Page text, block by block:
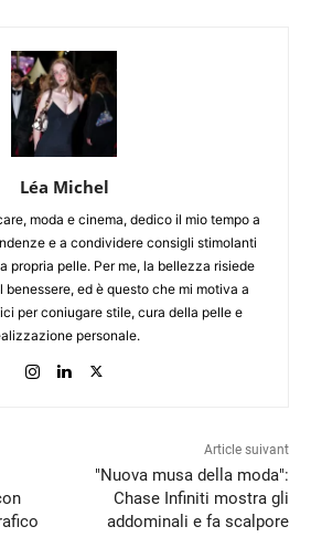
Léa Michel
moda e cinema, dedico il mio tempo a
e a condividere consigli stimolanti
propria pelle. Per me, la bellezza risiede
ed è questo che mi motiva a
per coniugare stile, cura della pelle e
personale.
Article suivant
"Nuova musa della moda":
Chase Infiniti mostra gli
addominali e fa scalpore